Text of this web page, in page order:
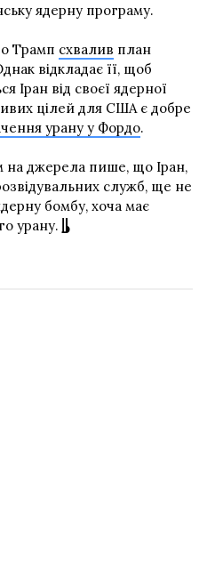
ядерну програму.
Трамп схвалив план
відкладає її, щоб
Іран від своєї ядерної
цілей для США є добре
урану у Фордо.
на джерела пише, що Іран,
служб, ще не
бомбу, хоча має
урану.